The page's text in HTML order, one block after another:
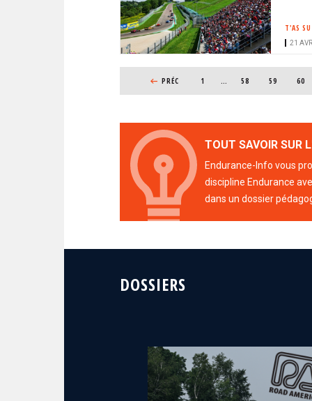
o
n
T'AS SU
21
PAGE PRÉCÉDENTE
PRÉC 1 … PAGE
58 PAGE
59 PAGE
60
TOUT SAVOIR SUR
Endurance-Info vous
discipline Endurance
dans un dossier
DOSSIERS